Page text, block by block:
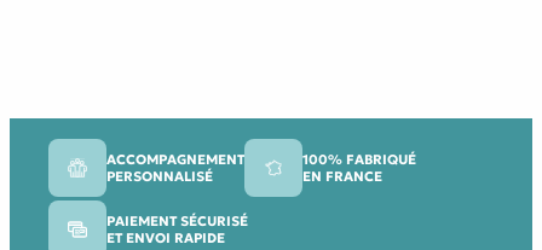
ACCOMPAGNEMENT
PERSONNALISÉ
100% FABRIQUÉ
EN FRANCE
PAIEMENT SÉCURISÉ
ET ENVOI RAPIDE